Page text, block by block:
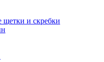
и скребки